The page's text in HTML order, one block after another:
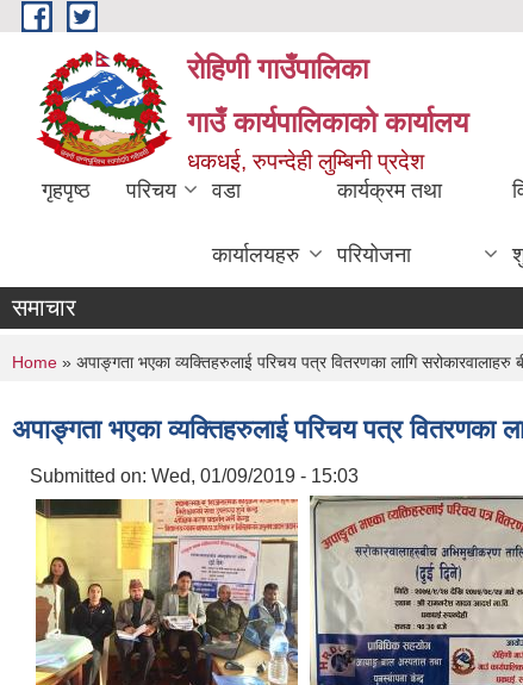
Skip to main content
रोहिणी गाउँपालिका
गाउँ कार्यपालिकाको कार्यालय
धकधई, रुपन्देही लुम्बिनी प्रदेश
गृहपृष्ठ परिचय वडा
कार्यालयहरु
कार्यक्रम तथा
परियोजना
समाचार
You are here
Home » अपाङ्गता भएका व्यक्तिहरुलाई परिचय पत्र वितरणका लागि
अपाङ्गता भएका व्यक्तिहरुलाई परिचय पत्र वितरणका
Submitted on: Wed, 01/09/2019 - 15:03